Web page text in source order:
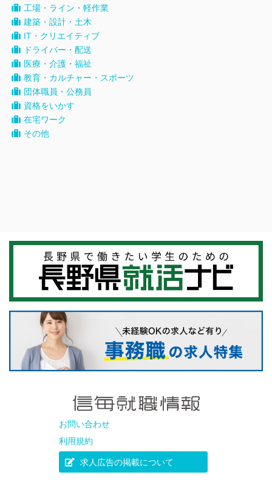
工場・ライン・軽作業
建築・設計・土木
IT・クリエイティブ
ドライバー・配送
医療・介護・福祉
教育・カルチャー・スポーツ
団体職員・公務員
資格をいかす
在宅ワーク
その他
お問い合わせ
利用規約
求人広告の掲載について